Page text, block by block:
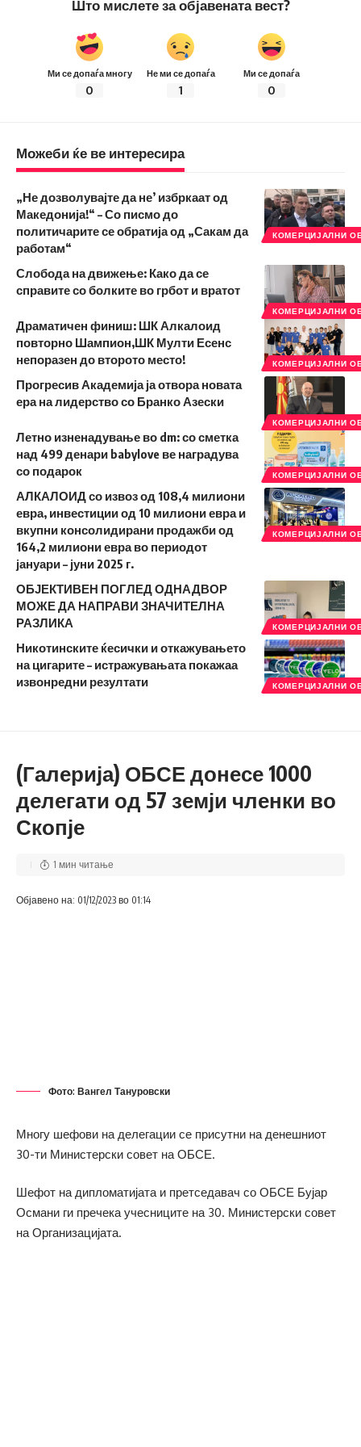
Што мислете за објавената вест?
Ми се допаѓа многу
0
Не ми се допаѓа
1
Ми се допаѓа
0
Можеби ќе ве интересира
КОМЕРЦИЈАЛНИ
„Не дозволувајте да не’ избркаат од
Македонија!“ – Со писмо до
политичарите се обратија од „Сакам да
работам“
КОМЕРЦИЈАЛНИ
Слобода на движење: Како да се
справите со болките во грбот и вратот
КОМЕРЦИЈАЛНИ
Драматичен финиш: ШК Алкалоид
повторно Шампион,ШК Мулти Есенс
непоразен до второто место!
КОМЕРЦИЈАЛНИ
Прогресив Академија ја отвора новата
ера на лидерство со Бранко Азески
КОМЕРЦИЈАЛНИ
Летно изненадување во dm: со сметка
над 499 денари babylove ве наградува
со подарок
КОМЕРЦИЈАЛНИ
АЛКАЛОИД со извоз од 108,4 милиони
евра, инвестиции од 10 милиони евра и
вкупни консолидирани продажби од
164,2 милиони евра во периодот
јануари – јуни 2025 г.
КОМЕРЦИЈАЛНИ
ОБЈЕКТИВЕН ПОГЛЕД ОДНАДВОР
МОЖЕ ДА НАПРАВИ ЗНАЧИТЕЛНА
РАЗЛИКА
КОМЕРЦИЈАЛНИ
Никотинските ќесички и откажувањето
на цигарите – истражувањата покажаа
извонредни резултати
(Галерија) ОБСЕ донесе 1000
делегати од 57 земји членки во
Скопје
Објавено на: 01/12/2023 во 01:14
1 мин читање
Фото: Вангел Тануровски
Многу шефови на делегации се присутни на денешниот
30-ти Министерски совет на ОБСЕ.
Шефот на дипломатијата и претседавач со ОБСЕ Бујар
Османи ги пречека учесниците на 30. Министерски совет
на Организацијата.